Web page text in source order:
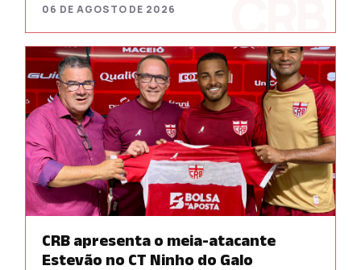
06 DE AGOSTO DE 2026
CRB apresenta o meia-atacante
Estevão no CT Ninho do Galo